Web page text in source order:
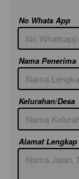
No Whats App
Nama Penerima
Kelurahan/Desa
Alamat Lengkap